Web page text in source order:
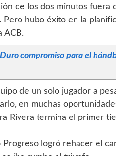
de los dos minutos fuera
Pero hubo éxito en la
ACB.
Duro compromiso para el
de un solo jugador a
en muchas
Rivera termina el primer
Progreso logró rehacer el